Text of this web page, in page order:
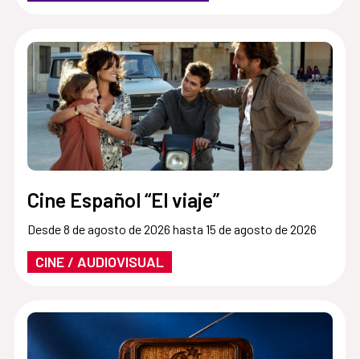
Cine Español “El viaje”
Desde 8 de agosto de 2026 hasta 15 de agosto de 2026
CINE / AUDIOVISUAL